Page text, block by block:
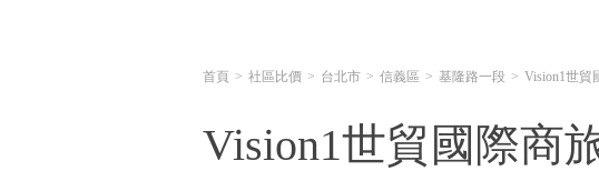
首頁 社區比價 台北市 信義區 基隆路一段 Vision1世貿
Vision1世貿國際商